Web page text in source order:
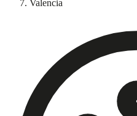
Valencia